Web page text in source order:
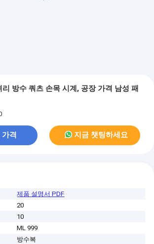
방수 쿼츠 손목 시계, 공장 가격 남성 패
격 지금 챗팅하세요
제품 설명서 PDF
20
10
ML 999
방수복